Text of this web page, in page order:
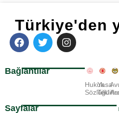
Türkiye'den
Bağlantılar
Hukuk
Sözlüğü
Yasa
Sayfalar